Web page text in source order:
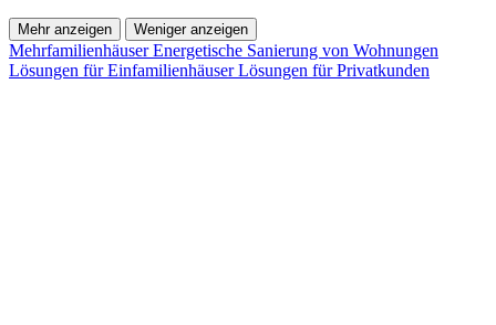
Mehr anzeigen Weniger anzeigen
MehrfamilienhäuserEnergetische Sanierung von Wohnungen
Lösungen für EinfamilienhäuserLösungen für Privatkunden